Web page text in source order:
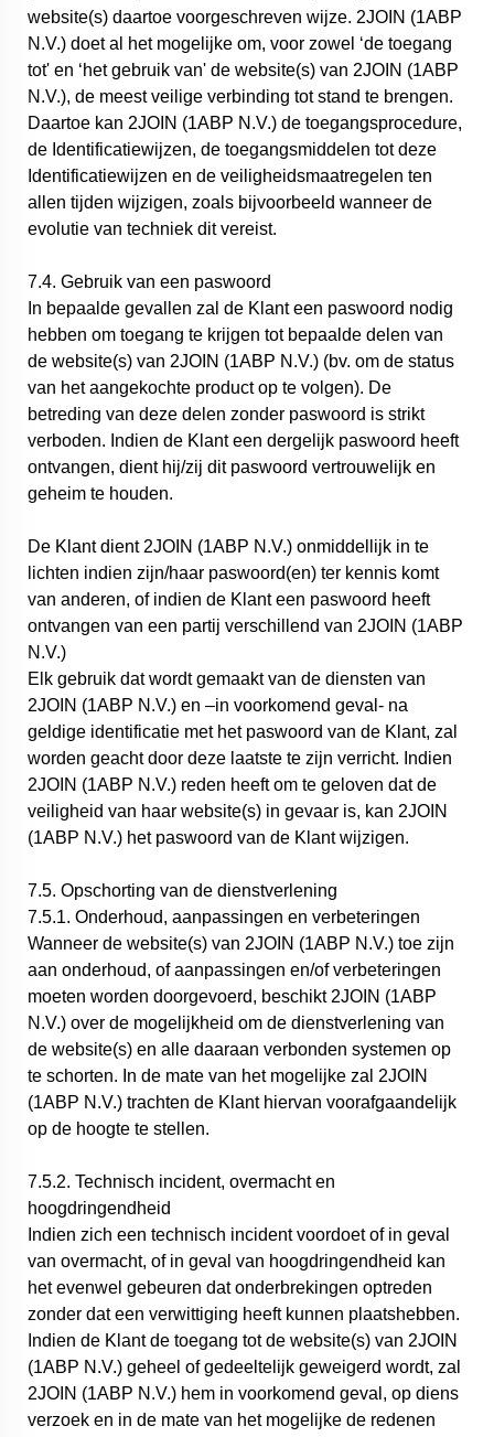
website(s) daartoe voorgeschreven wijze. 2JOIN (1ABP
N.V.) doet al het mogelijke om, voor zowel ‘de toegang
tot' en ‘het gebruik van' de website(s) van 2JOIN (1ABP
N.V.), de meest veilige verbinding tot stand te brengen.
Daartoe kan 2JOIN (1ABP N.V.) de toegangsprocedure,
de Identificatiewijzen, de toegangsmiddelen tot deze
Identificatiewijzen en de veiligheidsmaatregelen ten
allen tijden wijzigen, zoals bijvoorbeeld wanneer de
evolutie van techniek dit vereist.
7.4. Gebruik van een paswoord
In bepaalde gevallen zal de Klant een paswoord nodig
hebben om toegang te krijgen tot bepaalde delen van
de website(s) van 2JOIN (1ABP N.V.) (bv. om de status
van het aangekochte product op te volgen). De
betreding van deze delen zonder paswoord is strikt
verboden. Indien de Klant een dergelijk paswoord heeft
ontvangen, dient hij/zij dit paswoord vertrouwelijk en
geheim te houden.
De Klant dient 2JOIN (1ABP N.V.) onmiddellijk in te
lichten indien zijn/haar paswoord(en) ter kennis komt
van anderen, of indien de Klant een paswoord heeft
ontvangen van een partij verschillend van 2JOIN (1ABP
N.V.)
Elk gebruik dat wordt gemaakt van de diensten van
2JOIN (1ABP N.V.) en –in voorkomend geval- na
geldige identificatie met het paswoord van de Klant, zal
worden geacht door deze laatste te zijn verricht. Indien
2JOIN (1ABP N.V.) reden heeft om te geloven dat de
veiligheid van haar website(s) in gevaar is, kan 2JOIN
(1ABP N.V.) het paswoord van de Klant wijzigen.
7.5. Opschorting van de dienstverlening
7.5.1. Onderhoud, aanpassingen en verbeteringen
Wanneer de website(s) van 2JOIN (1ABP N.V.) toe zijn
aan onderhoud, of aanpassingen en/of verbeteringen
moeten worden doorgevoerd, beschikt 2JOIN (1ABP
N.V.) over de mogelijkheid om de dienstverlening van
de website(s) en alle daaraan verbonden systemen op
te schorten. In de mate van het mogelijke zal 2JOIN
(1ABP N.V.) trachten de Klant hiervan voorafgaandelijk
op de hoogte te stellen.
7.5.2. Technisch incident, overmacht en
hoogdringendheid
Indien zich een technisch incident voordoet of in geval
van overmacht, of in geval van hoogdringendheid kan
het evenwel gebeuren dat onderbrekingen optreden
zonder dat een verwittiging heeft kunnen plaatshebben.
Indien de Klant de toegang tot de website(s) van 2JOIN
(1ABP N.V.) geheel of gedeeltelijk geweigerd wordt, zal
2JOIN (1ABP N.V.) hem in voorkomend geval, op diens
verzoek en in de mate van het mogelijke de redenen